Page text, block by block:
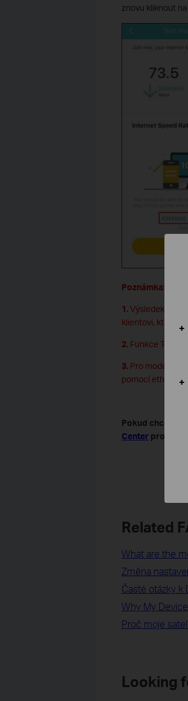
znovu kliknout
Poznámka:
1.Výsledek testu
klientovi, který je
2.Funkce Test
3.Pro model,
pomocí
Pokud chcete
Center pro
Related
What are the
Změna
Časté otázky k
Why My
Proč moje
Looking